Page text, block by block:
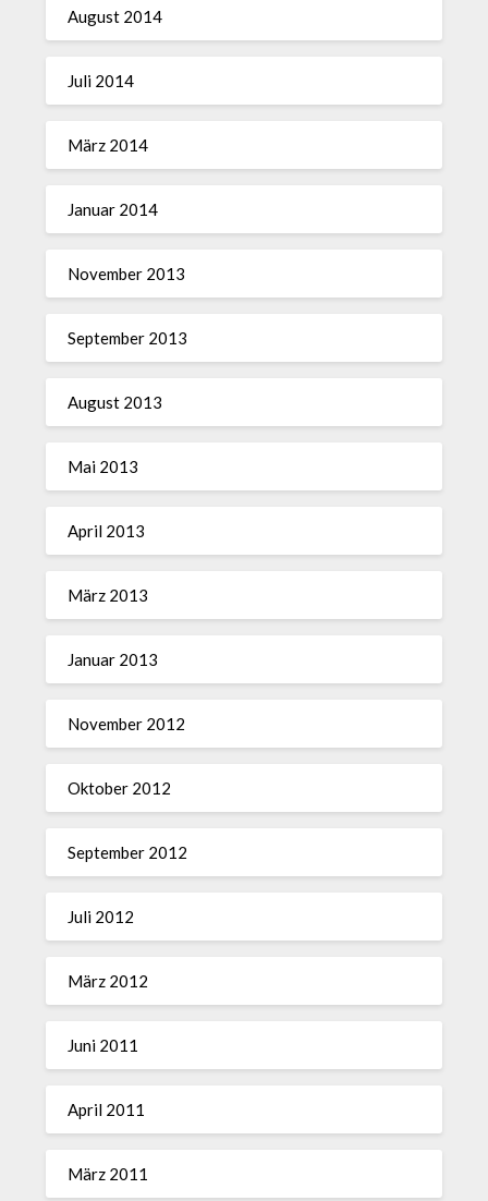
August 2014
Juli 2014
März 2014
Januar 2014
November 2013
September 2013
August 2013
Mai 2013
April 2013
März 2013
Januar 2013
November 2012
Oktober 2012
September 2012
Juli 2012
März 2012
Juni 2011
April 2011
März 2011